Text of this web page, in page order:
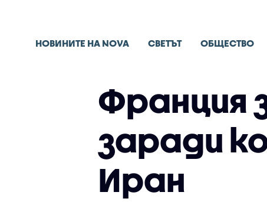
НОВИНИТЕ НА NOVA СВЕТЪТ ОБЩЕСТВО
Франция
заради
Иран